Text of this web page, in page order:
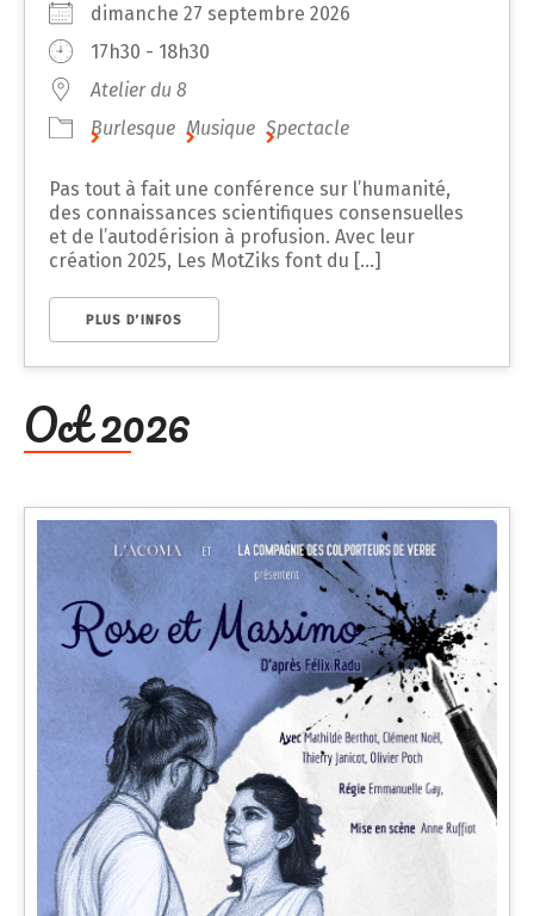
dimanche 27 septembre 2026
17h30 - 18h30
Atelier du 8
Burlesque Musique Spectacle
Pas tout à fait une conférence sur l’humanité,
des connaissances scientifiques consensuelles
et de l’autodérision à profusion. Avec leur
création 2025, Les MotZiks font du [...]
PLUS D’INFOS
Oct 2026